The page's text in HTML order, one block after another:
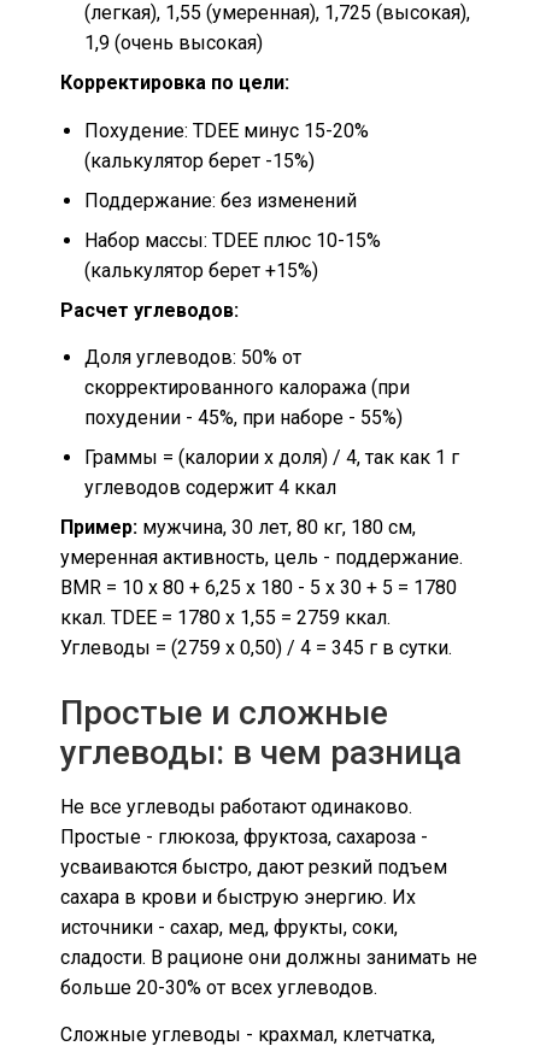
(легкая), 1,55 (умеренная), 1,725 (высокая),
1,9 (очень высокая)
Корректировка по цели:
Похудение: TDEE минус 15-20%
(калькулятор берет -15%)
Поддержание: без изменений
Набор массы: TDEE плюс 10-15%
(калькулятор берет +15%)
Расчет углеводов:
Доля углеводов: 50% от
скорректированного калоража (при
похудении - 45%, при наборе - 55%)
Граммы = (калории x доля) / 4, так как 1 г
углеводов содержит 4 ккал
Пример: мужчина, 30 лет, 80 кг, 180 см,
умеренная активность, цель - поддержание.
BMR = 10 x 80 + 6,25 x 180 - 5 x 30 + 5 = 1780
ккал. TDEE = 1780 x 1,55 = 2759 ккал.
Углеводы = (2759 x 0,50) / 4 = 345 г в сутки.
Простые и сложные
углеводы: в чем разница
Не все углеводы работают одинаково.
Простые - глюкоза, фруктоза, сахароза -
усваиваются быстро, дают резкий подъем
сахара в крови и быструю энергию. Их
источники - сахар, мед, фрукты, соки,
сладости. В рационе они должны занимать не
больше 20-30% от всех углеводов.
Сложные углеводы - крахмал, клетчатка,